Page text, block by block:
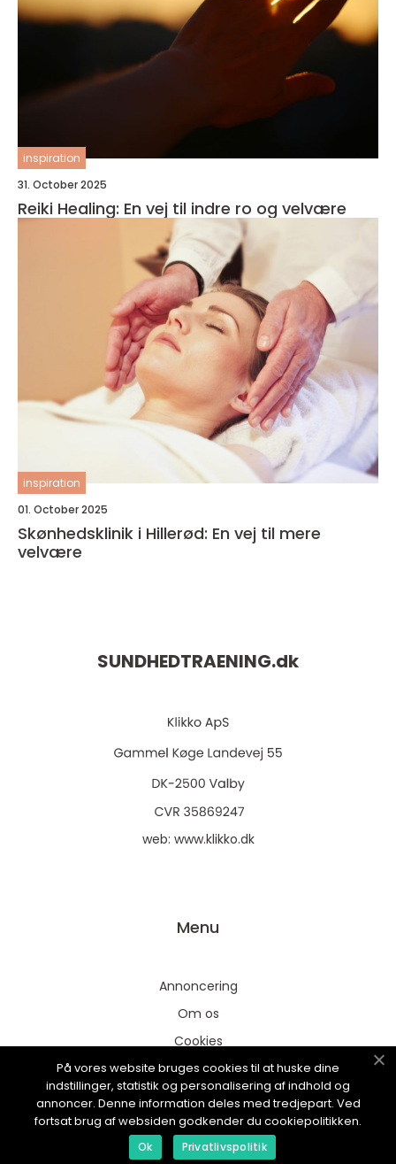
inspiration
31. October 2025
Reiki Healing: En vej til indre ro og velvære
inspiration
01. October 2025
Skønhedsklinik i Hillerød: En vej til mere
velvære
SUNDHEDTRAENING.dk
web: www.klikko.dk
Menu
Annoncering
Om os
Cookies
Kontakt os
Sitemap
På vores website bruges cookies til at huske dine
indstillinger, statistik og personalisering af indhold og
annoncer. Denne information deles med tredjepart. Ved
fortsat brug af websiden godkender du cookiepolitikken.
Ok Privatlivspolitik